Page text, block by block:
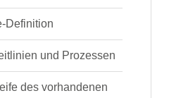
Definition
und Prozessen
des vorhandenen